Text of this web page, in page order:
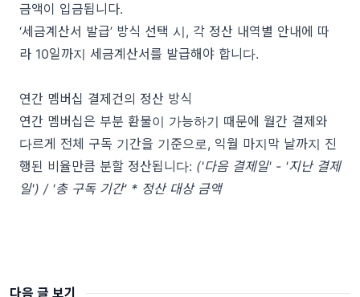
금액이 입금됩니다.
‘세금계산서 발급’ 방식 선택 시, 각 정산 내역별 안내에 따
라 10일까지 세금계산서를 발급해야 합니다.
연간 멤버십 결제건의 정산 방식
연간 멤버십은 부분 환불이 가능하기 때문에 월간 결제와
다르게 전체 구독 기간을 기준으로, 익월 마지막 날까지 진
행된 비율만큼 분할 정산됩니다: ('다음 결제일' - '지난 결제
일') / '총 구독 기간' * 정산 대상 금액
다음 글 보기